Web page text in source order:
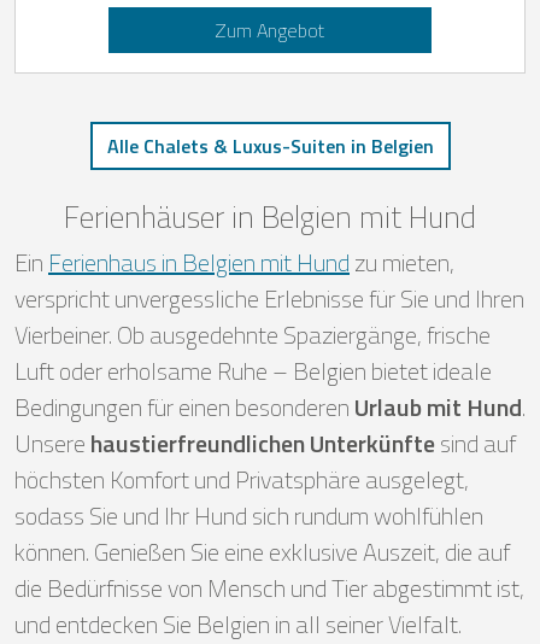
Zum Angebot
Alle Chalets & Luxus-Suiten in Belgien
Ferienhäuser in Belgien mit Hund
Ein Ferienhaus in Belgien mit Hundzu mieten,
verspricht unvergessliche Erlebnisse für Sie und Ihren
Vierbeiner. Ob ausgedehnte Spaziergänge, frische
Luft oder erholsame Ruhe – Belgien bietet ideale
Bedingungen für einen besonderenUrlaub mit Hund.
Unserehaustierfreundlichen Unterkünftesind auf
höchsten Komfort und Privatsphäre ausgelegt,
sodass Sie und Ihr Hund sich rundum wohlfühlen
können. Genießen Sie eine exklusive Auszeit, die auf
die Bedürfnisse von Mensch und Tier abgestimmt ist,
und entdecken Sie Belgien in all seiner Vielfalt.